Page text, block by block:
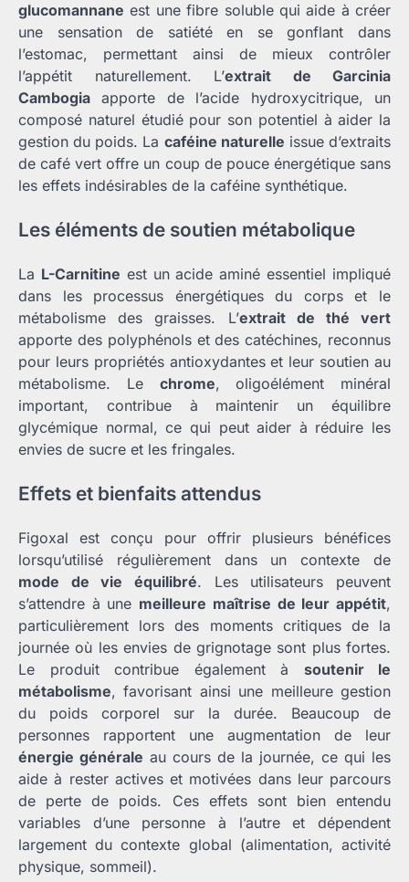
glucomannane est une fibre soluble qui aide à créer
une sensation de satiété en se gonflant dans
l’estomac, permettant ainsi de mieux contrôler
l’appétit naturellement. L’extrait de Garcinia
Cambogia apporte de l’acide hydroxycitrique, un
composé naturel étudié pour son potentiel à aider la
gestion du poids. La caféine naturelle issue d’extraits
de café vert offre un coup de pouce énergétique sans
les effets indésirables de la caféine synthétique.
Les éléments de soutien métabolique
La L-Carnitine est un acide aminé essentiel impliqué
dans les processus énergétiques du corps et le
métabolisme des graisses. L’extrait de thé vert
apporte des polyphénols et des catéchines, reconnus
pour leurs propriétés antioxydantes et leur soutien au
métabolisme. Le chrome, oligoélément minéral
important, contribue à maintenir un équilibre
glycémique normal, ce qui peut aider à réduire les
envies de sucre et les fringales.
Effets et bienfaits attendus
Figoxal est conçu pour offrir plusieurs bénéfices
lorsqu’utilisé régulièrement dans un contexte de
mode de vie équilibré. Les utilisateurs peuvent
s’attendre à une meilleure maîtrise de leur appétit,
particulièrement lors des moments critiques de la
journée où les envies de grignotage sont plus fortes.
Le produit contribue également à soutenir le
métabolisme, favorisant ainsi une meilleure gestion
du poids corporel sur la durée. Beaucoup de
personnes rapportent une augmentation de leur
énergie générale au cours de la journée, ce qui les
aide à rester actives et motivées dans leur parcours
de perte de poids. Ces effets sont bien entendu
variables d’une personne à l’autre et dépendent
largement du contexte global (alimentation, activité
physique, sommeil).